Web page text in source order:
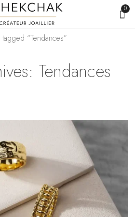
0
Tendances
“Tendances”